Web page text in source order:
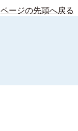
ページの先頭へ戻る